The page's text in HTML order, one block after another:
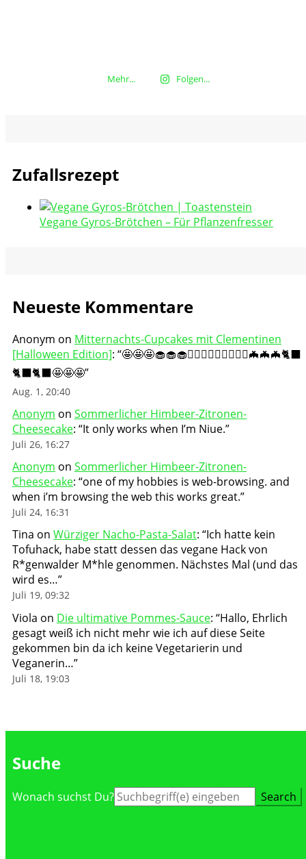
Mehr... Folgen...
Zufallsrezept
Vegane Gyros-Brötchen – Für Pflanzenfresser
Neueste Kommentare
Anonym on Mitternachts-Cupcakes mit Clementinen
[Halloween Edition]: “🤩🤩🤩🧁🧁🧁🧛🏻‍♀️🧛🏻‍♀️🧛🏻‍♀️🦇🦇🦇🐈‍⬛
🐈‍⬛🐈‍⬛🤩🤩🤩”
Aug. 1, 20:40
Anonym on Sommerlicher Himbeer-Zitronen-
Cheesecake: “It only works when I’m Niue.”
Juli 26, 16:27
Anonym on Sommerlicher Himbeer-Zitronen-
Cheesecake: “one of my hobbies is web-browsing. and
when i’m browsing the web this works great.”
Juli 24, 16:31
Tina on Würziger Nacho-Pasta-Salat: “Ich hatte kein
Tofuhack, habe statt dessen das vegane Hack von
R*genwalder M*hle genommen. Nächstes Mal (und das
wird es…”
Juli 19, 09:32
Viola on Die ultimative Pommes-Sauce: “Hallo, Ehrlich
gesagt weiß ich nicht mehr wie ich auf diese Seite
gekommen bin da ich keine Vegetarierin und
Veganerin…”
Juli 18, 19:03
Suche
Suche
Wonach suchst Du?